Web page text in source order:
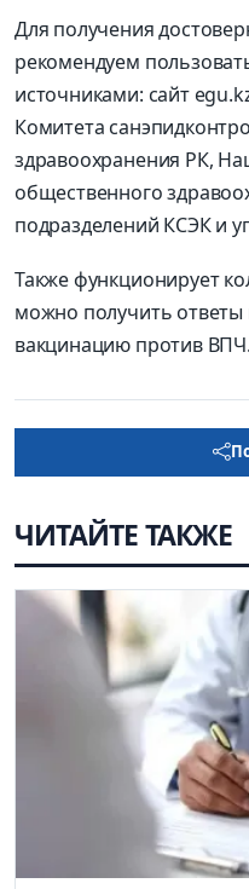
Для получения
рекомендуем
источниками: сайт
Комитета
здравоохранения РК,
общественного
подразделений КСЭК и
Также функционирует
можно получить
вакцинацию против ВПЧ.
ЧИТАЙТЕ ТАКЖЕ